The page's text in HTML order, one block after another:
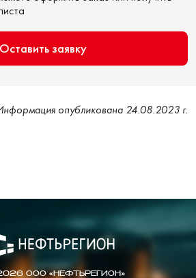
Оставить заявку
опубликована 24.08.2023 г.
ООО «НЕФТЬРЕГИОН»